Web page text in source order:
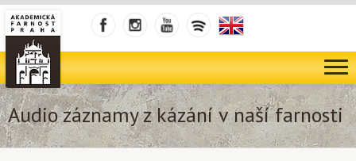
Audio záznamy z kázání v naší farnosti